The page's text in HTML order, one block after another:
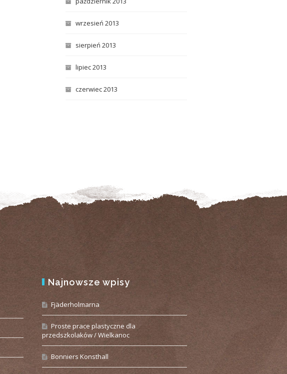
wrzesień 2013
sierpień 2013
lipiec 2013
czerwiec 2013
Najnowsze wpisy
Fjäderholmarna
Proste prace plastyczne dla
przedszkolaków / Wielkanoc
Bonniers Konsthall